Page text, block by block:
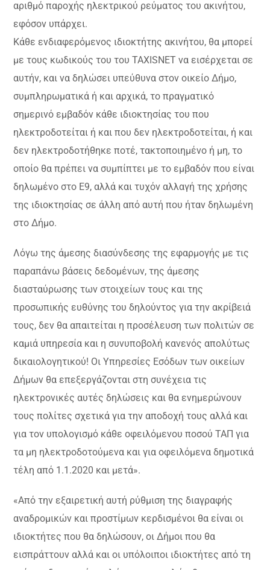
αριθμό παροχής ηλεκτρικού ρεύματος του ακινήτου,
εφόσον υπάρχει.
Κάθε ενδιαφερόμενος ιδιοκτήτης ακινήτου, θα μπορεί
με τους κωδικούς του του TAXISNET να εισέρχεται σε
αυτήν, και να δηλώσει υπεύθυνα στον οικείο Δήμο,
συμπληρωματικά ή και αρχικά, το πραγματικό
σημερινό εμβαδόν κάθε ιδιοκτησίας του που
ηλεκτροδοτείται ή και που δεν ηλεκτροδοτείται, ή και
δεν ηλεκτροδοτήθηκε ποτέ, τακτοποιημένο ή μη, το
οποίο θα πρέπει να συμπίπτει με το εμβαδόν που είναι
δηλωμένο στο Ε9, αλλά και τυχόν αλλαγή της χρήσης
της ιδιοκτησίας σε άλλη από αυτή που ήταν δηλωμένη
στο Δήμο.
Λόγω της άμεσης διασύνδεσης της εφαρμογής με τις
παραπάνω βάσεις δεδομένων, της άμεσης
διασταύρωσης των στοιχείων τους και της
προσωπικής ευθύνης του δηλούντος για την ακρίβειά
τους, δεν θα απαιτείται η προσέλευση των πολιτών σε
καμιά υπηρεσία και η συνυποβολή κανενός απολύτως
δικαιολογητικού! Οι Υπηρεσίες Εσόδων των οικείων
Δήμων θα επεξεργάζονται στη συνέχεια τις
ηλεκτρονικές αυτές δηλώσεις και θα ενημερώνουν
τους πολίτες σχετικά για την αποδοχή τους αλλά και
για τον υπολογισμό κάθε οφειλόμενου ποσού ΤΑΠ για
τα μη ηλεκτροδοτούμενα και για οφειλόμενα δημοτικά
τέλη από 1.1.2020 και μετά».
«Από την εξαιρετική αυτή ρύθμιση της διαγραφής
αναδρομικών και προστίμων κερδισμένοι θα είναι οι
ιδιοκτήτες που θα δηλώσουν, οι Δήμοι που θα
εισπράττουν αλλά και οι υπόλοιποι ιδιοκτήτες από τη